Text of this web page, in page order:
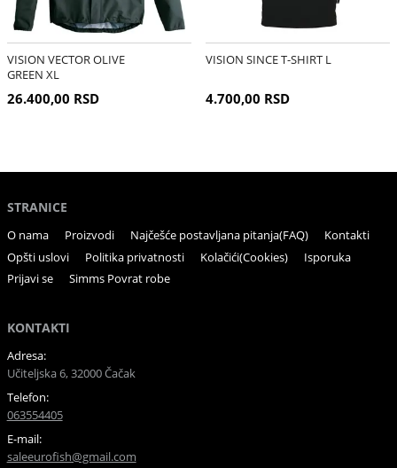
VISION VECTOR OLIVE
GREEN XL
26.400,00 RSD
VISION SINCE T-SHIRT L
4.700,00 RSD
STRANICE
O nama Proizvodi Najčešće postavljana pitanja(FAQ)
Kontakti
Opšti uslovi
Politika privatnosti Kolačići(Cookies)
Isporuka
Prijavi se
Simms Povrat robe
KONTAKTI
Adresa:
Učiteljska 6, 32000 Čačak
Telefon:
063554405
E-mail:
saleeurofish@gmail.com